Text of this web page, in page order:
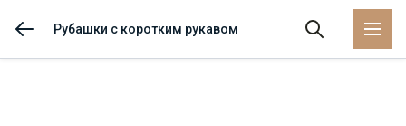
Рубашки с коротким рукавом